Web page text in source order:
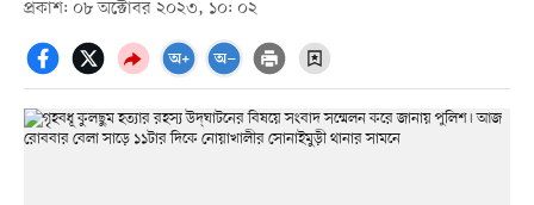
প্রকাশ: ০৮ অক্টোবর ২০২৩, ১০: ০২